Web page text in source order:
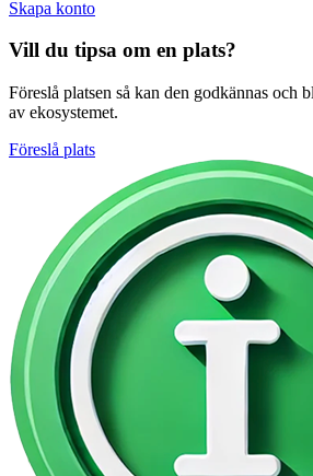
Skapa konto
Vill du tipsa om en plats?
Föreslå platsen så kan den godkännas och
av ekosystemet.
Föreslå plats